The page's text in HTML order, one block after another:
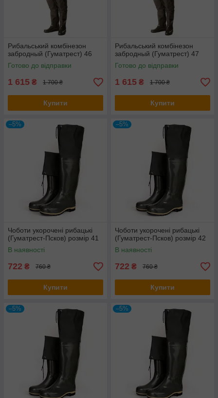
Рибальський комбінезон
забродный (Гуматрест) 46
Готово до відправки
1 615 ₴ 1 700 ₴
Купити
Рибальський комбінезон
забродный (Гуматрест) 47
Готово до відправки
1 615 ₴ 1 700 ₴
Купити
–5%
Чоботи укорочені рибацькі
(Гуматрест-Псков) розмір 41
В наявності
722 ₴ 760 ₴
Купити
–5%
Чоботи укорочені рибацькі
(Гуматрест-Псков) розмір 42
В наявності
722 ₴ 760 ₴
Купити
–5% –5%